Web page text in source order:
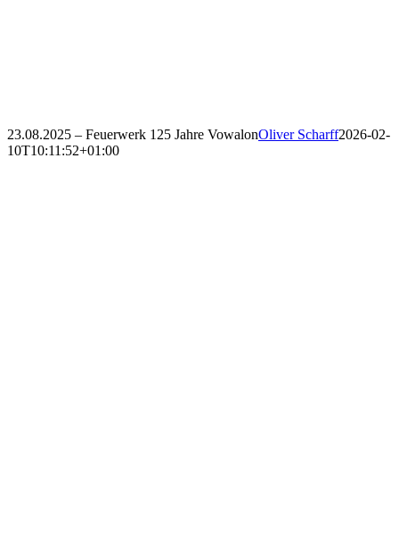
23.08.2025 – Feuerwerk 125 Jahre VowalonOliver Scharff2026-02-
10T10:11:52+01:00